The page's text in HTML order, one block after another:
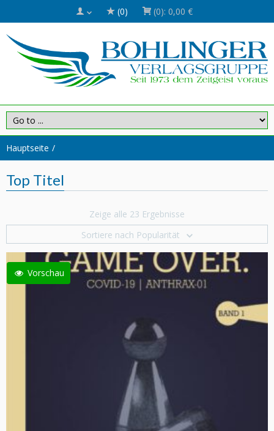
(0) (0): 0,00 €
Hauptseite
Top Titel
Zeige alle 23 Ergebnisse
Sortiere nach Popularität
Vorschau